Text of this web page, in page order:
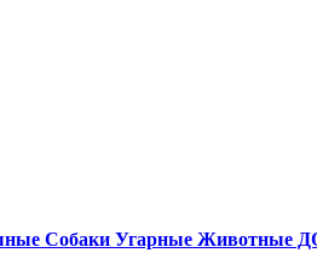
Собаки Угарные Животные